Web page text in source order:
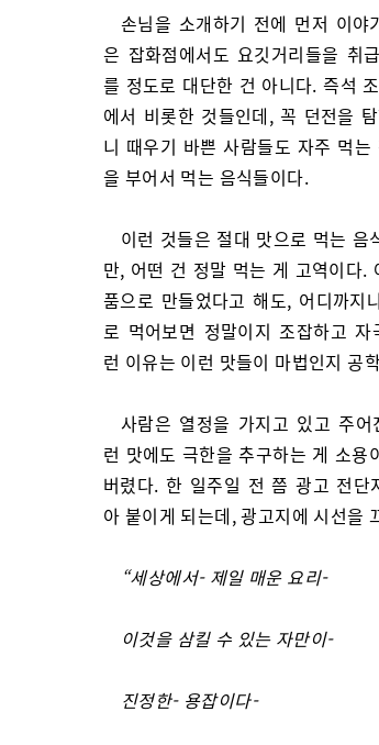
손님을 소개하기 전에 먼저 이
은 잡화점에서도 요깃거리들을 취
를 정도로 대단한 건 아니다. 즉석
에서 비롯한 것들인데, 꼭 던전을
니 때우기 바쁜 사람들도 자주 먹
을 부어서 먹는 음식들이다.
이런 것들은 절대 맛으로 먹는 음
만, 어떤 건 정말 먹는 게 고역이다.
품으로 만들었다고 해도, 어디까지
로 먹어보면 정말이지 조잡하고
런 이유는 이런 맛들이 마법인지 공
사람은 열정을 가지고 있고 주
런 맛에도 극한을 추구하는 게 소
버렸다. 한 일주일 전 쯤 광고 전
아 붙이게 되는데, 광고지에 시선을
“세상에서- 제일 매운 요리-
이것을 삼킬 수 있는 자만이-
진정한- 용잡이다-